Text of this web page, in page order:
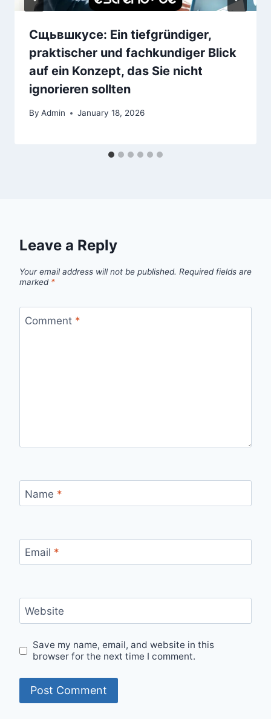
Сщьвшкусе: Ein tiefgründiger,
praktischer und fachkundiger Blick
auf ein Konzept, das Sie nicht
ignorieren sollten
By Admin January 18, 2026
Leave a Reply
Your email address will not be published. Required fields are
marked *
Comment *
Name *
Email *
Website
Save my name, email, and website in this
browser for the next time I comment.